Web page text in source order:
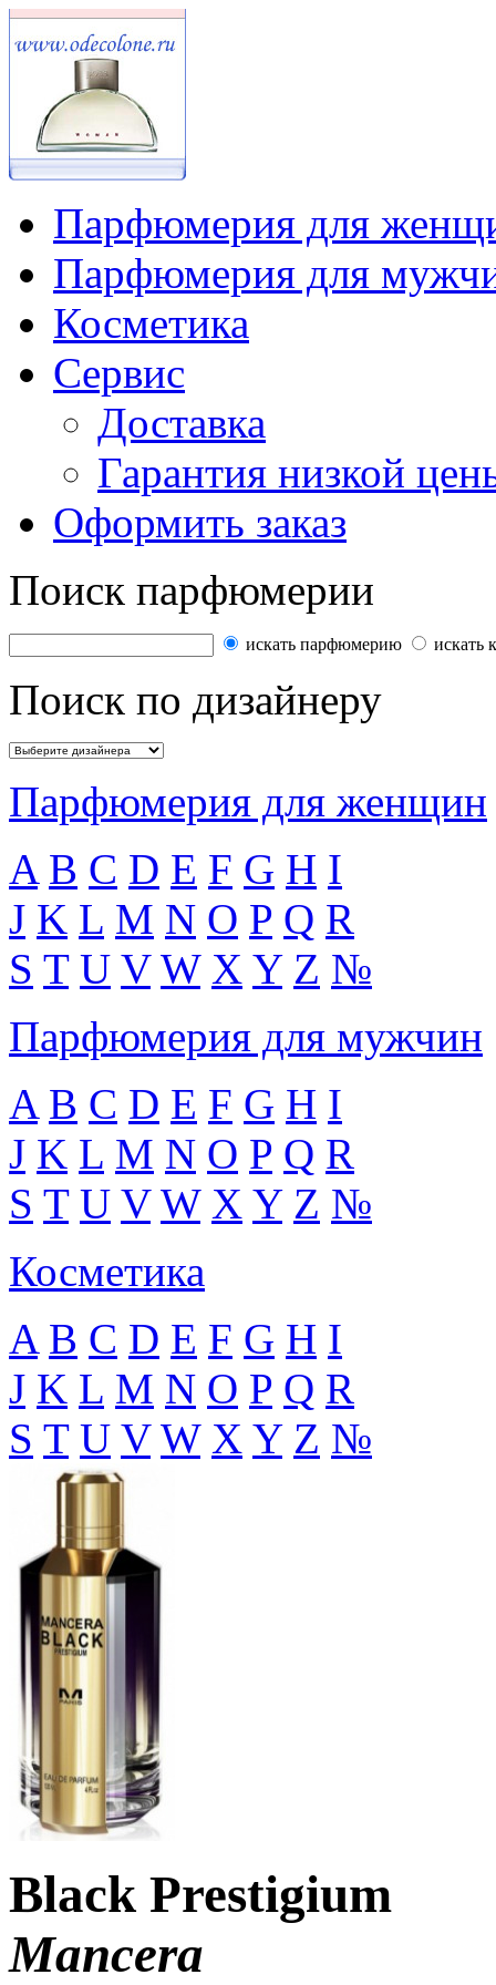
Парфюмерия для
Парфюмерия для
Косметика
Сервис
Доставка
Гарантия низкой
Оформить заказ
Поиск парфюмерии
искать парфюмерию искать
Поиск по дизайнеру
Парфюмерия для женщин
A B C D E F G H I
J K L M N O P Q R
S T U V W X Y Z №
Парфюмерия для мужчин
A B C D E F G H I
J K L M N O P Q R
S T U V W X Y Z №
Косметика
A B C D E F G H I
J K L M N O P Q R
S T U V W X Y Z №
Black Prestigium
Mancera